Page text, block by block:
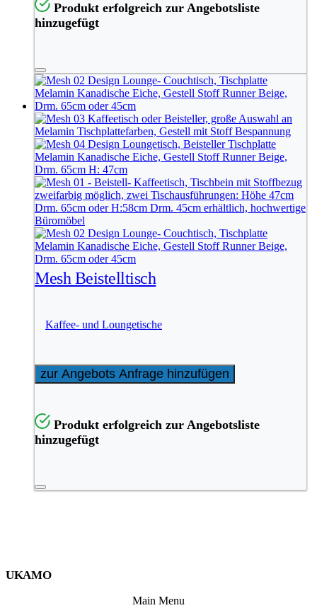
Produkt erfolgreich zur Angebotsliste
hinzugefügt
Mesh Beistelltisch
Kaffee- und Loungetische
zur Angebots Anfrage hinzufügen
Produkt erfolgreich zur Angebotsliste
hinzugefügt
UKAMO
Main Menu